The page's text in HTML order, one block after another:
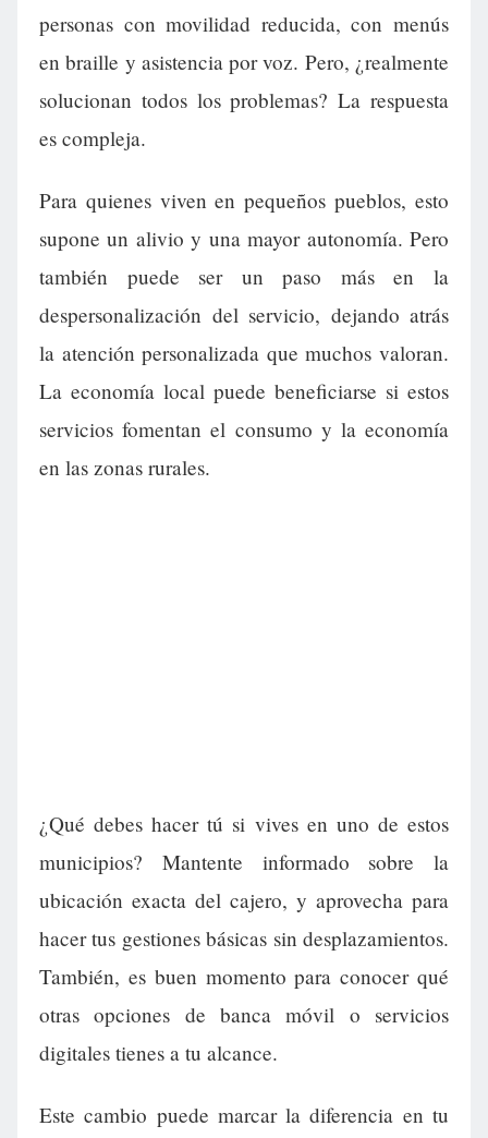
personas con movilidad reducida, con menús
en braille y asistencia por voz. Pero, ¿realmente
solucionan todos los problemas? La respuesta
es compleja.
Para quienes viven en pequeños pueblos, esto
supone un alivio y una mayor autonomía. Pero
también puede ser un paso más en la
despersonalización del servicio, dejando atrás
la atención personalizada que muchos valoran.
La economía local puede beneficiarse si estos
servicios fomentan el consumo y la economía
en las zonas rurales.
¿Qué debes hacer tú si vives en uno de estos
municipios? Mantente informado sobre la
ubicación exacta del cajero, y aprovecha para
hacer tus gestiones básicas sin desplazamientos.
También, es buen momento para conocer qué
otras opciones de banca móvil o servicios
digitales tienes a tu alcance.
Este cambio puede marcar la diferencia en tu